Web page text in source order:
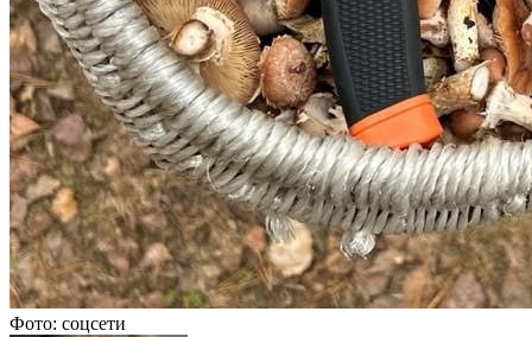
Фото: соцсети